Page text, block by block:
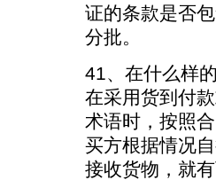
证的条款是否
分批。
41、在什么样
在采用货到付
术语时，按照
买方根据情况
接收货物，就